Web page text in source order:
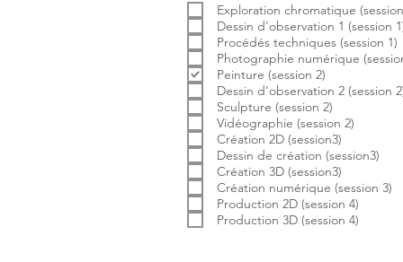
r
e
l
i
a
t
o
i
r
e
Exploration chromatique
Dessin d'observation 1 (session
Procédés techniques (session 1)
Photographie numérique
Peinture (session 2)
Dessin d'observation 2 (session
Sculpture (session 2)
Vidéographie (session 2)
Création 2D (session3)
Dessin de création (session3)
Création 3D (session3)
Création numérique (session 3)
Production 2D (session 4)
Production 3D (session 4)